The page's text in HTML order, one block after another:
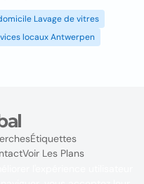
Lavage de vitres
locaux Antwerpen
Étiquettes
Voir Les Plans